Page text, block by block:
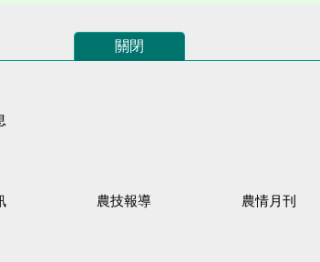
關閉
農技報導 農情月刊